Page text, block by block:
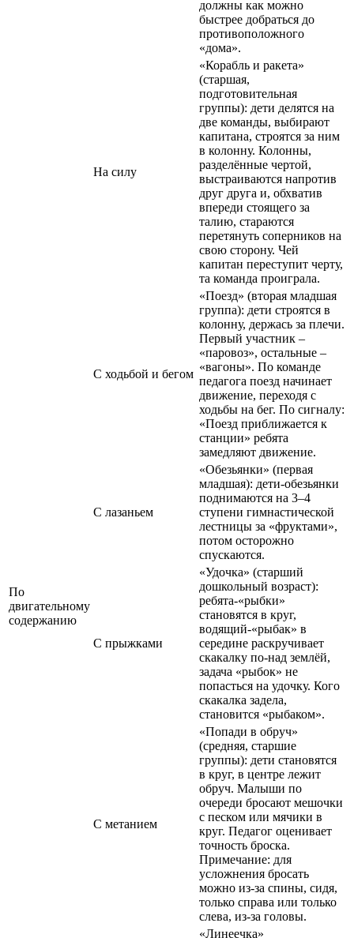
должны как можно
быстрее добраться до
противоположного
«дома».
На силу
«Корабль и ракета»
(старшая,
подготовительная
группы): дети делятся на
две команды, выбирают
капитана, строятся за ним
в колонну. Колонны,
разделённые чертой,
выстраиваются напротив
друг друга и, обхватив
впереди стоящего за
талию, стараются
перетянуть соперников на
свою сторону. Чей
капитан переступит черту,
та команда проиграла.
По
двигательному
содержанию
С ходьбой и бегом
«Поезд» (вторая младшая
группа): дети строятся в
колонну, держась за плечи.
Первый участник –
«паровоз», остальные –
«вагоны». По команде
педагога поезд начинает
движение, переходя с
ходьбы на бег. По сигналу:
«Поезд приближается к
станции» ребята
замедляют движение.
С лазаньем
«Обезьянки» (первая
младшая): дети-обезьянки
поднимаются на 3–4
ступени гимнастической
лестницы за «фруктами»,
потом осторожно
спускаются.
С прыжками
«Удочка» (старший
дошкольный возраст):
ребята-«рыбки»
становятся в круг,
водящий-«рыбак» в
середине раскручивает
скакалку по-над землёй,
задача «рыбок» не
попасться на удочку. Кого
скакалка задела,
становится «рыбаком».
С метанием
«Попади в обруч»
(средняя, старшие
группы): дети становятся
в круг, в центре лежит
обруч. Малыши по
очереди бросают мешочки
с песком или мячики в
круг. Педагог оценивает
точность броска.
Примечание: для
усложнения бросать
можно из-за спины, сидя,
только справа или только
слева, из-за головы.
«Линеечка»